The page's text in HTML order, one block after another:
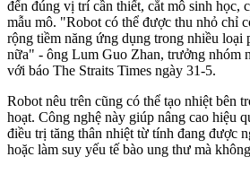
đến đúng vị trí cần thiết, cắt mô sinh học,
mẫu mô. "Robot có thể được thu nhỏ chỉ
rộng tiềm năng ứng dụng trong nhiều loại
nữa" - ông Lum Guo Zhan, trưởng nhóm
với báo The Straits Times ngày 31-5.
Robot nêu trên cũng có thể tạo nhiệt bên
hoạt. Công nghệ này giúp nâng cao hiệu
điều trị tăng thân nhiệt từ tính đang được
hoặc làm suy yếu tế bào ung thư mà